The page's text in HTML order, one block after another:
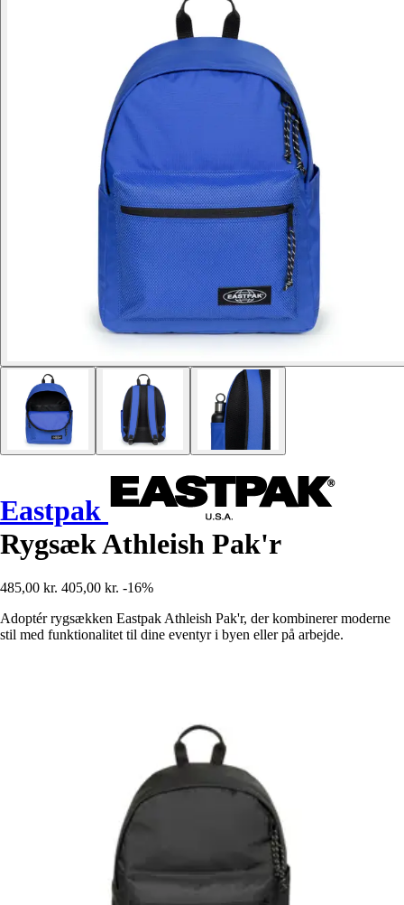
Eastpak
Rygsæk Athleish Pak'r
485,00 kr. 405,00 kr. -16%
Adoptér rygsækken Eastpak Athleish Pak'r, der kombinerer moderne
stil med funktionalitet til dine eventyr i byen eller på arbejde.